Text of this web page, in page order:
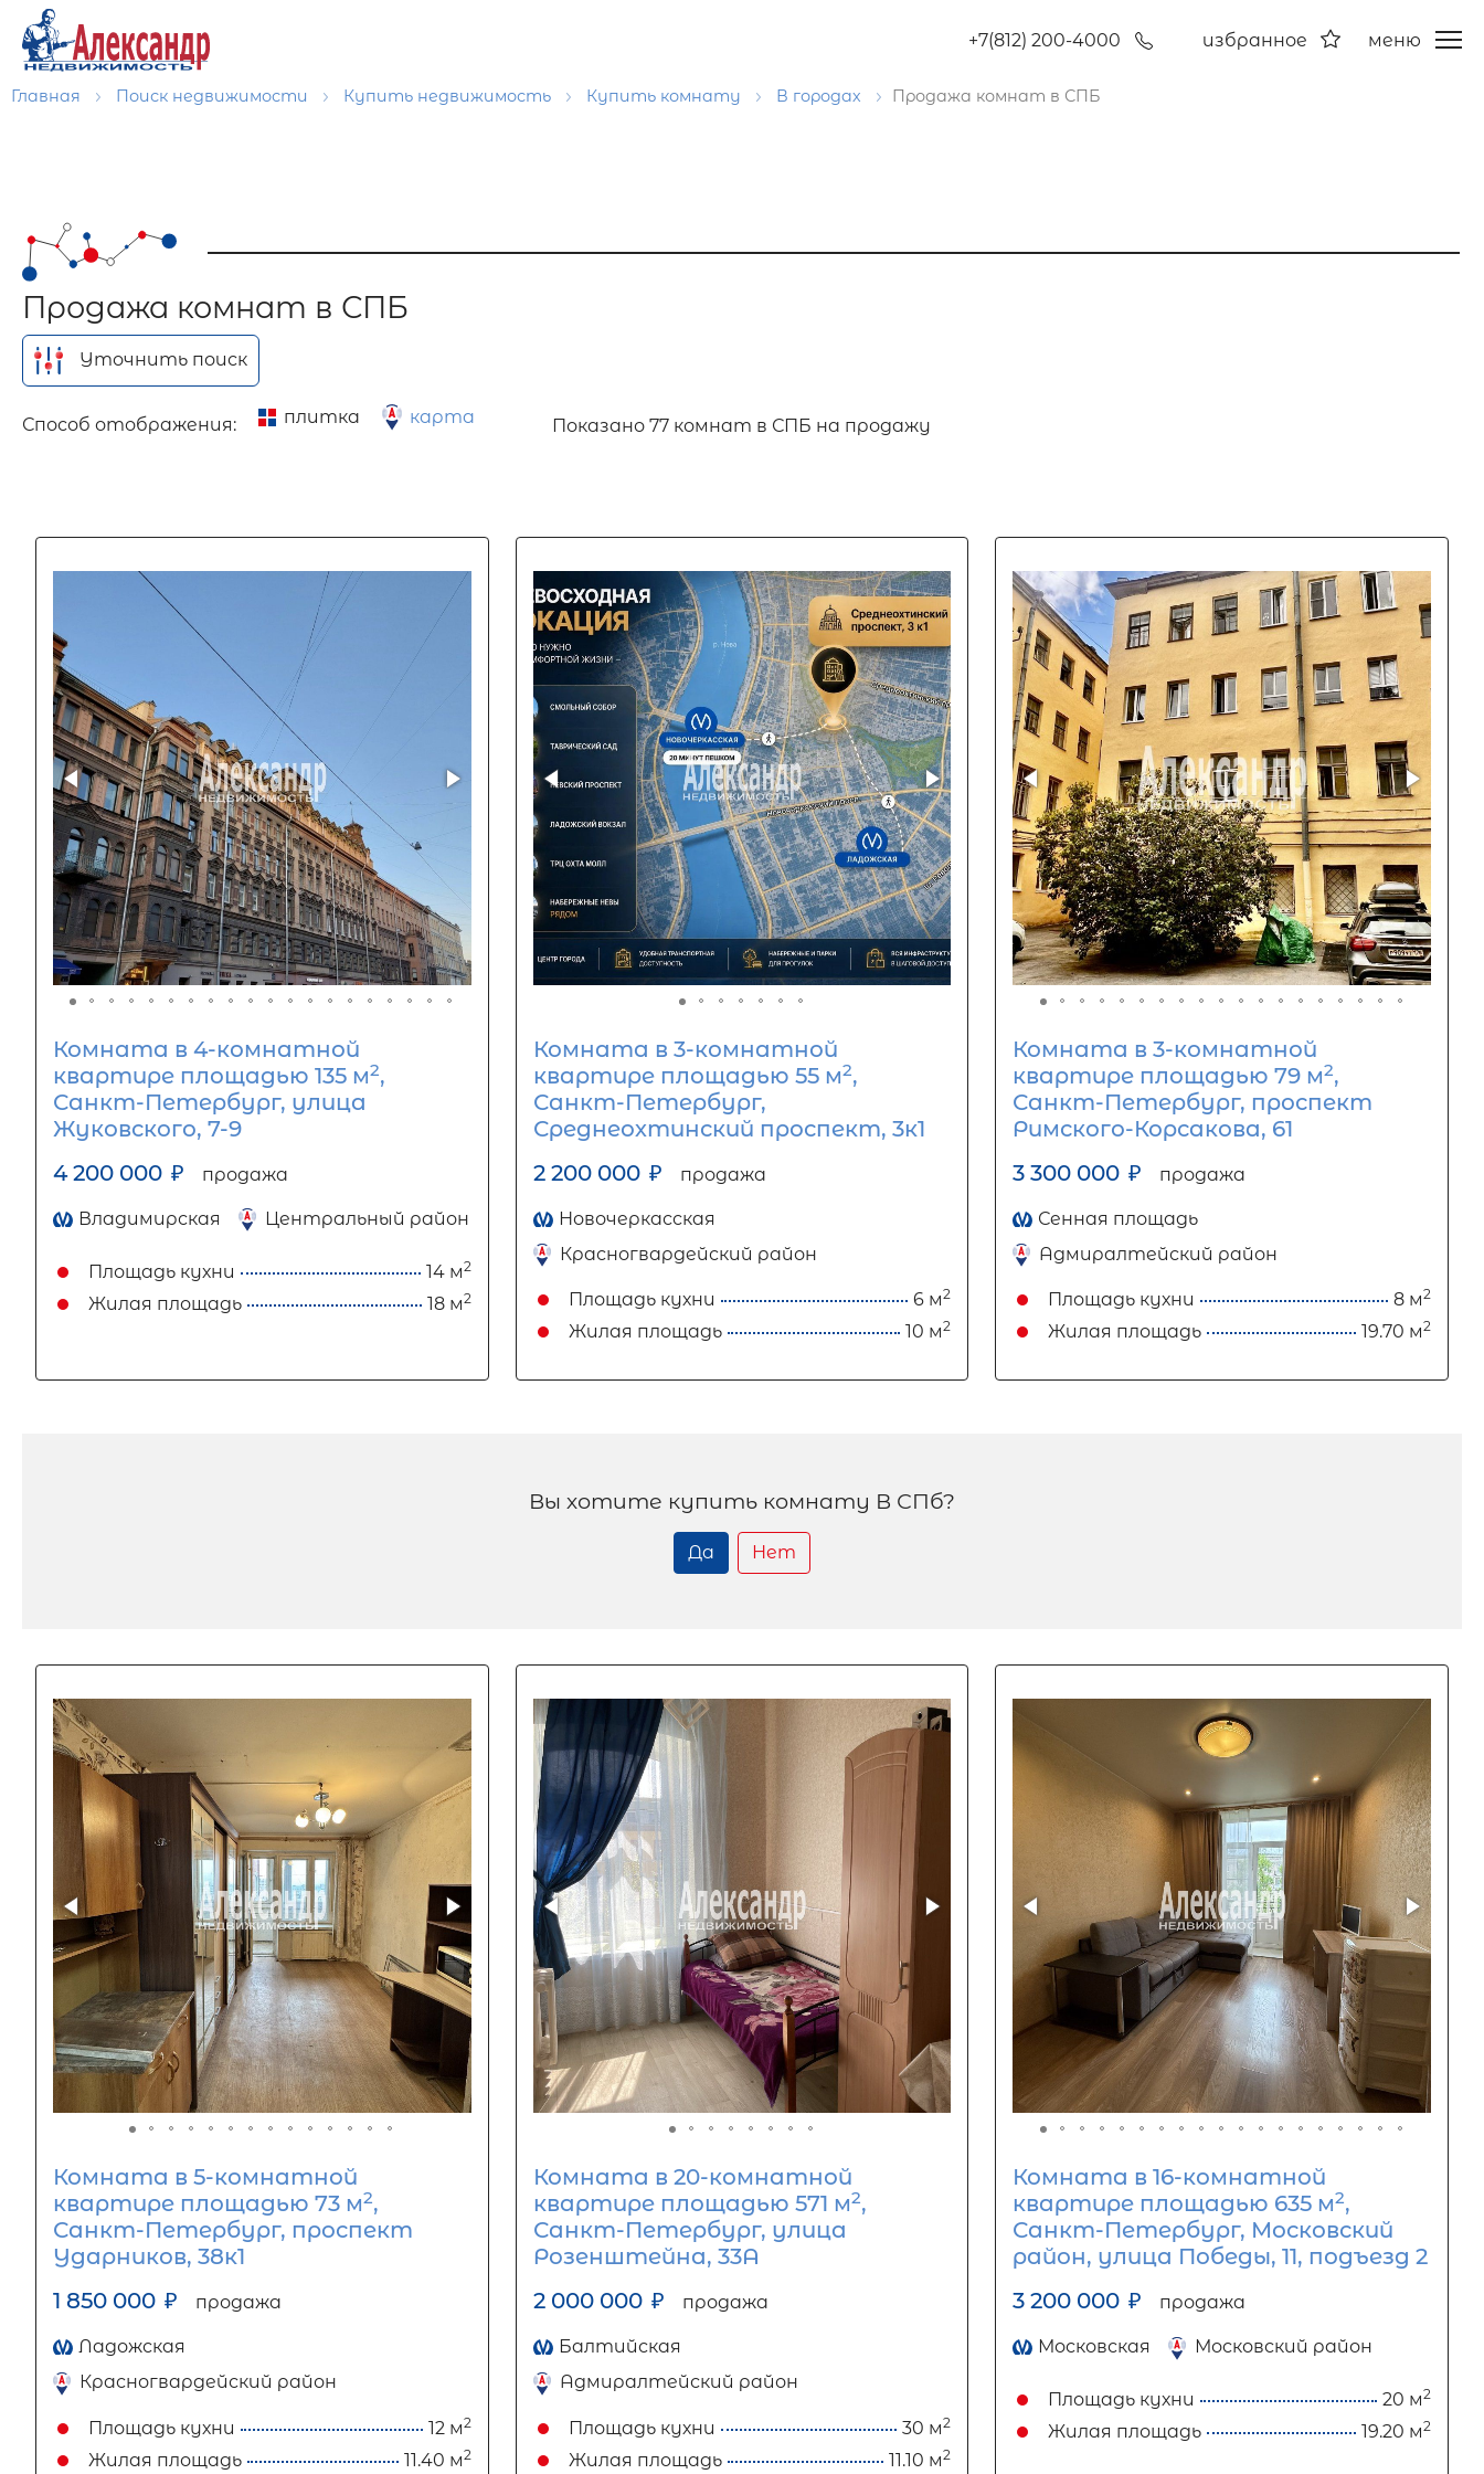
+7(812) 200-4000 избранное меню
Главная Поиск недвижимости Купить недвижимость Купить комнату В городах Продажа комнат в СПБ
Продажа комнат в СПБ
Уточнить поиск
Способ отображения: плитка карта Показано77 комнат в СПБ на продажу
Комната в 4-комнатной
квартире площадью 135 м2,
Санкт-Петербург, улица
Жуковского, 7-9
4 200 000 ₽ продажа
Владимирская Центральный район
Площадь кухни 14 м2
Жилая площадь 18 м2
Комната в 3-комнатной
квартире площадью 55 м2,
Санкт-Петербург,
Среднеохтинский проспект, 3к1
2 200 000 ₽ продажа
Новочеркасская
Красногвардейский район
Площадь кухни 6 м2
Жилая площадь 10 м2
Комната в 3-комнатной
квартире площадью 79 м2,
Санкт-Петербург, проспект
Римского-Корсакова, 61
3 300 000 ₽ продажа
Сенная площадь
Адмиралтейский район
Площадь кухни 8 м2
Жилая площадь 19.70 м2
Вы хотите купить комнату В СПб?
Да Нет
Комната в 5-комнатной
квартире площадью 73 м2,
Санкт-Петербург, проспект
Ударников, 38к1
1 850 000 ₽ продажа
Ладожская
Красногвардейский район
Площадь кухни 12 м2
Жилая площадь 11.40 м2
Комната в 20-комнатной
квартире площадью 571 м2,
Санкт-Петербург, улица
Розенштейна, 33А
2 000 000 ₽ продажа
Балтийская
Адмиралтейский район
Площадь кухни 30 м2
Жилая площадь 11.10 м2
Комната в 16-комнатной
квартире площадью 635 м2,
Санкт-Петербург, Московский
район, улица Победы, 11, подъезд 2
3 200 000 ₽ продажа
Московская Московский район
Площадь кухни 20 м2
Жилая площадь 19.20 м2